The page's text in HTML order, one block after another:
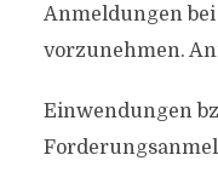
Anmeldungen
vorzunehmen.
Einwendungen